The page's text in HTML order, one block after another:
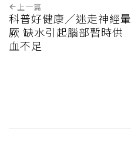
上一篇
科普好健康／迷走神經暈
厥 缺水引起腦部暫時供
血不足